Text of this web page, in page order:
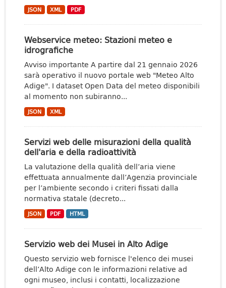
JSON XML PDF
Webservice meteo: Stazioni meteo e
idrografiche
Avviso importante A partire dal 21 gennaio 2026
sarà operativo il nuovo portale web "Meteo Alto
Adige". I dataset Open Data del meteo disponibili
al momento non subiranno...
JSON XML
Servizi web delle misurazioni della qualità
dell'aria e della radioattività
La valutazione della qualità dell’aria viene
effettuata annualmente dall’Agenzia provinciale
per l’ambiente secondo i criteri fissati dalla
normativa statale (decreto...
JSON PDF HTML
Servizio web dei Musei in Alto Adige
Questo servizio web fornisce l'elenco dei musei
dell’Alto Adige con le informazioni relative ad
ogni museo, inclusi i contatti, localizzazione